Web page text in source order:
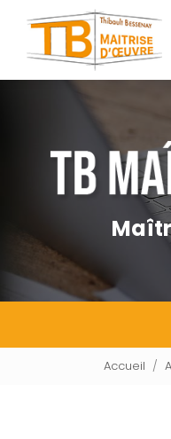
contenu
principal
Accueil